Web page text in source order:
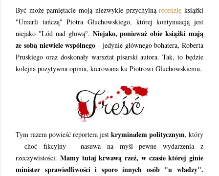
Być może pamiętacie moją niezwykle przychylnąrecenzjęksiążki
"Umarli tańczą" Piotra Głuchowskiego, której kontynuacją jest
niejako "Lód nad głową". Niejako, ponieważ obie książki mają
ze sobą niewiele wspólnego - jedynie głównego bohatera, Roberta
Pruskiego oraz doskonały warsztat pisarski autora. Tak, to będzie
kolejna pozytywna opinia, kierowana ku Piotrowi Głuchowskiemu.
Tym razem powieść reportera jest kryminałem politycznym, który
- choć fikcyjny - nasuwa na myśl pewne wydarzenia z
rzeczywistości. Mamy tutaj krwawą rzeź, w czasie której ginie
minister sprawiedliwości i sporo innych osób "u władzy".